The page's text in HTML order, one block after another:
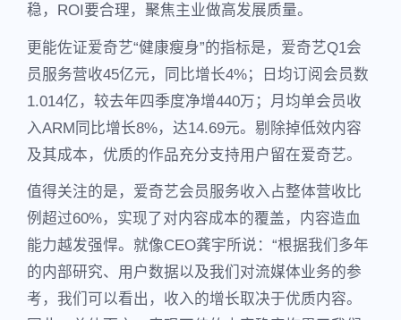
稳，ROI要合理，聚焦主业做高发展质量。
更能佐证爱奇艺“健康瘦身”的指标是，爱奇艺Q1会
员服务营收45亿元，同比增长4%；日均订阅会员数
1.014亿，较去年四季度净增440万；月均单会员收
入ARM同比增长8%，达14.69元。剔除掉低效内容
及其成本，优质的作品充分支持用户留在爱奇艺。
值得关注的是，爱奇艺会员服务收入占整体营收比
例超过60%，实现了对内容成本的覆盖，内容造血
能力越发强悍。就像CEO龚宇所说：“根据我们多年
的内部研究、用户数据以及我们对流媒体业务的参
考，我们可以看出，收入的增长取决于优质内容。